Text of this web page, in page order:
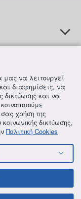
RESERVED
(Ν. 4990/22)
μας να λειτουργεί
διαφημίσεις, να
δικτύωσης και να
χρήση της
δικτύωσης,
Πολιτική Cookies